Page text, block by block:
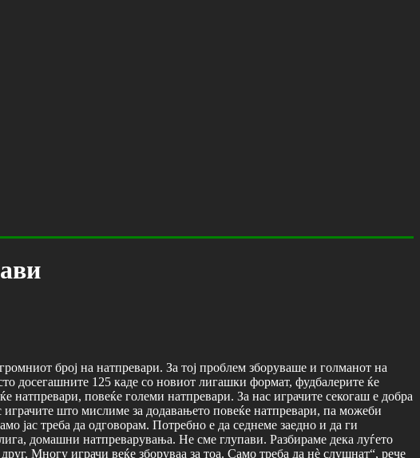
број на натпревари. За тој проблем зборуваше и голманот на
досегашните 125 каде со новиот лигашки формат, фудбалерите ќе
натпревари, повеќе големи натпревари. За нас играчите секогаш е добра
што мислиме за додавањето повеќе натпревари, па можеби
јас треба да одговорам. Потребно е да седнеме заедно и да ги
домашни натпреварувања. Не сме глупави. Разбираме дека луѓето
Многу играчи веќе зборуваа за тоа. Само треба да нè слушнат“, рече